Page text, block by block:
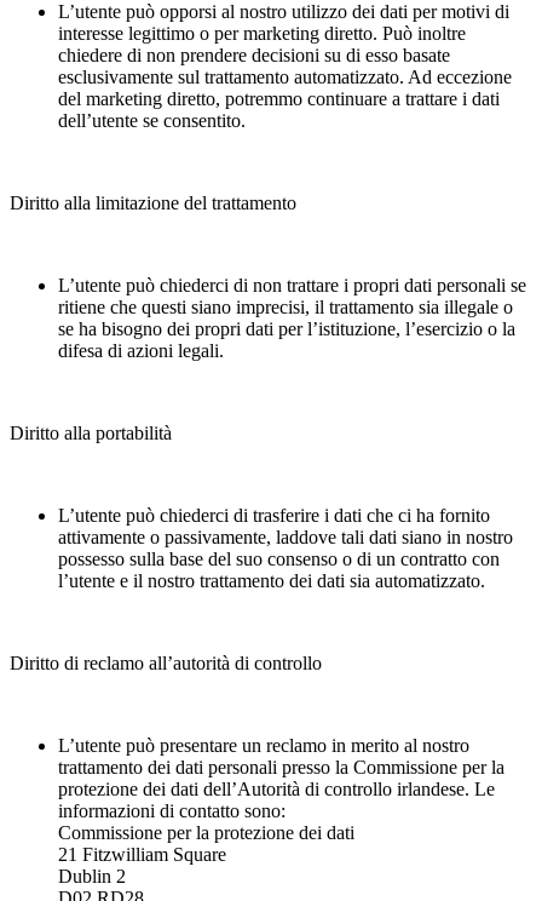
L’utente può opporsi al nostro utilizzo dei dati per motivi di
interesse legittimo o per marketing diretto. Può inoltre
chiedere di non prendere decisioni su di esso basate
esclusivamente sul trattamento automatizzato. Ad eccezione
del marketing diretto, potremmo continuare a trattare i dati
dell’utente se consentito.
Diritto alla limitazione del trattamento
L’utente può chiederci di non trattare i propri dati personali se
ritiene che questi siano imprecisi, il trattamento sia illegale o
se ha bisogno dei propri dati per l’istituzione, l’esercizio o la
difesa di azioni legali.
Diritto alla portabilità
L’utente può chiederci di trasferire i dati che ci ha fornito
attivamente o passivamente, laddove tali dati siano in nostro
possesso sulla base del suo consenso o di un contratto con
l’utente e il nostro trattamento dei dati sia automatizzato.
Diritto di reclamo all’autorità di controllo
L’utente può presentare un reclamo in merito al nostro
trattamento dei dati personali presso la Commissione per la
protezione dei dati dell’Autorità di controllo irlandese. Le
informazioni di contatto sono:
Commissione per la protezione dei dati
21 Fitzwilliam Square
Dublin 2